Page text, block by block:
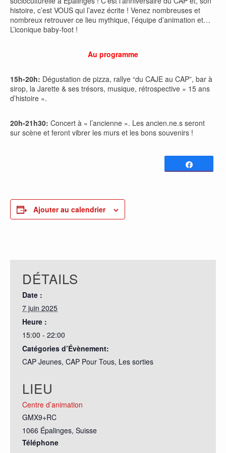
histoire, c’est VOUS qui l’avez écrite ! Venez nombreuses et
nombreux retrouver ce lieu mythique, l’équipe d’animation et…
L’iconique baby-foot !
Au programme
15h-20h: Dégustation de pizza, rallye “du CAJE au CAP”, bar à
sirop, la Jarette & ses trésors, musique, rétrospective « 15 ans
d’histoire ».
20h-21h30: Concert à « l’ancienne ». Les ancien.ne.s seront
sur scène et feront vibrer les murs et les bons souvenirs !
Ajouter au calendrier
DÉTAILS
Date :
7 juin 2025
Heure :
15:00 - 22:00
Catégories d’Évènement:
CAP Jeunes, CAP Pour Tous, Les sorties
LIEU
Centre d’animation
GMX9+RC
1066 Épalinges, Suisse
Téléphone